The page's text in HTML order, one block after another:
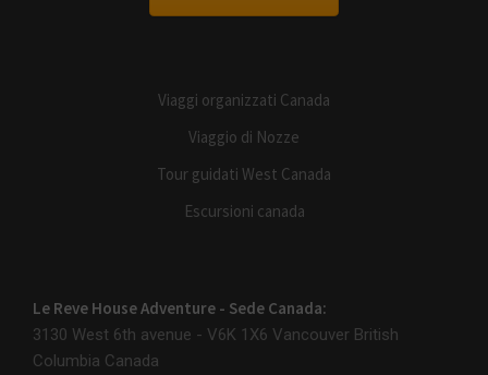
Viaggi organizzati Canada
Viaggio di Nozze
Tour guidati West Canada
Escursioni canada
Le Reve House Adventure - Sede Canada:
3130 West 6th avenue - V6K 1X6 Vancouver British
Columbia Canada